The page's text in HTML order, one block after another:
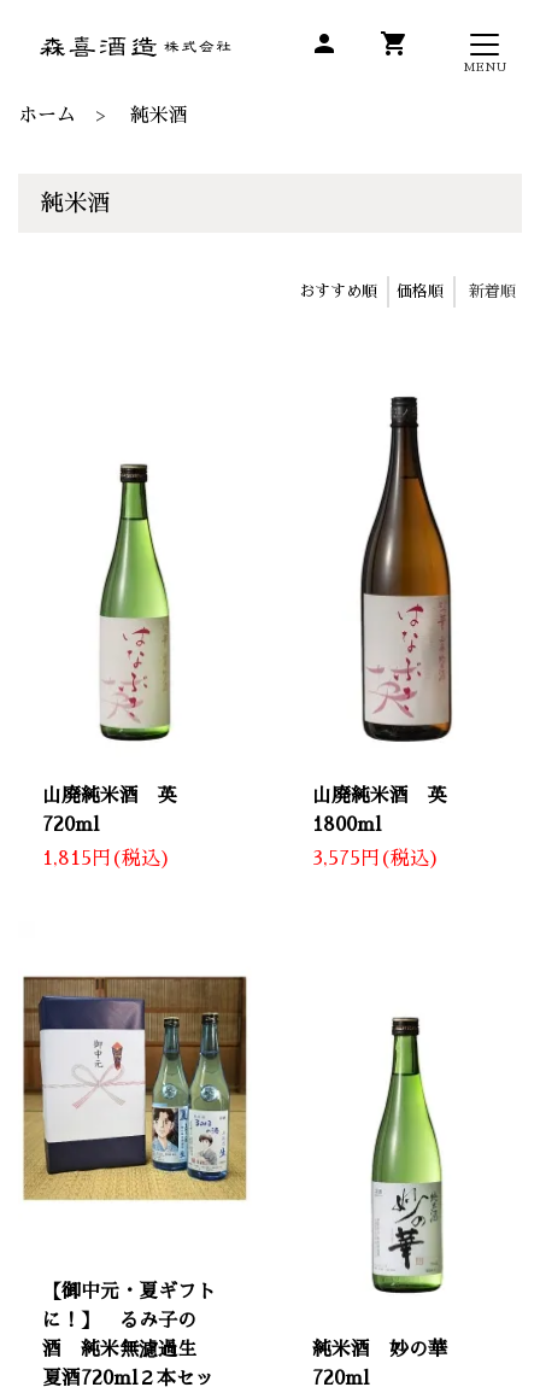
person shopping_cart
MENU
ホーム 純米酒
純米酒
おすすめ順 価格順 新着順
山廃純米酒 英
720ml
1,815円(税込)
山廃純米酒 英
1800ml
3,575円(税込)
【御中元・夏ギフト
に！】 るみ子の
酒 純米無濾過生
夏酒720ml２本セッ
純米酒 妙の華
720ml